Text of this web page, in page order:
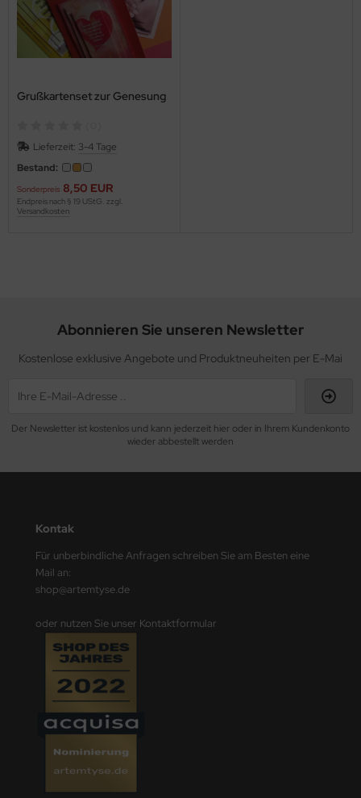
Grußkartenset zur Genesung
Lieferzeit: 3-4 Tage
Bestand:
Sonderpreis 8,50 EUR
Endpreis nach § 19 UStG. zzgl.
Versandkosten
Abonnieren Sie unseren Newsletter
Kostenlose exklusive Angebote und Produktneuheiten per E-Mai
Der Newsletter ist kostenlos und kann jederzeit hier oder in Ihrem Kundenkonto
wieder abbestellt werden
Kontak
Für unberbindliche Anfragen schreiben Sie am Besten eine
Mail an:
shop@artemtyse.de
oder nutzen Sie unser Kontaktformular